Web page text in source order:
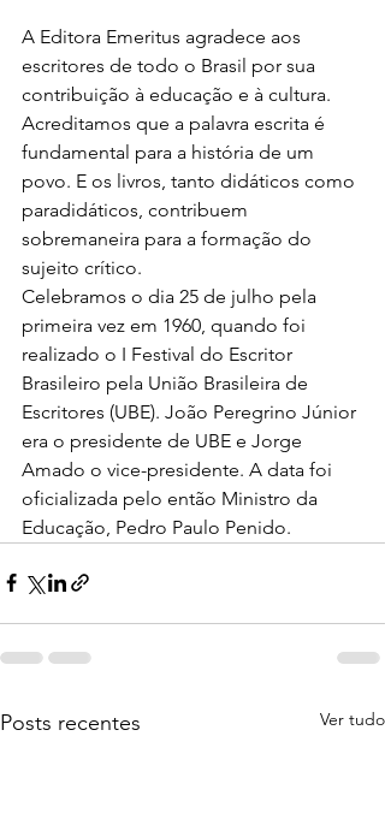
A Editora Emeritus agradece aos
escritores de todo o Brasil por sua
contribuição à educação e à cultura.
Acreditamos que a palavra escrita é
fundamental para a história de um
povo. E os livros, tanto didáticos como
paradidáticos, contribuem
sobremaneira para a formação do
sujeito crítico.
Celebramos o dia 25 de julho pela
primeira vez em 1960, quando foi
realizado o I Festival do Escritor
Brasileiro pela União Brasileira de
Escritores (UBE). João Peregrino Júnior
era o presidente de UBE e Jorge
Amado o vice-presidente. A data foi
oficializada pelo então Ministro da
Educação, Pedro Paulo Penido.
Posts recentes Ver tudo